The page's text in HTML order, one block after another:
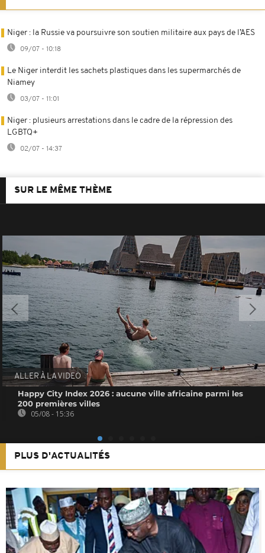
Niger : la Russie va poursuivre son soutien militaire aux pays de l’AES
09/07 - 10:18
Le Niger interdit les sachets plastiques dans les supermarchés de
Niamey
03/07 - 11:01
Niger : plusieurs arrestations dans le cadre de la répression des
LGBTQ+
02/07 - 14:37
SUR LE MÊME THÈME
ALLER À LA VIDEO
Happy City Index 2026 : aucune ville africaine parmi les
200 premières villes
05/08 - 15:36
PLUS D'ACTUALITÉS